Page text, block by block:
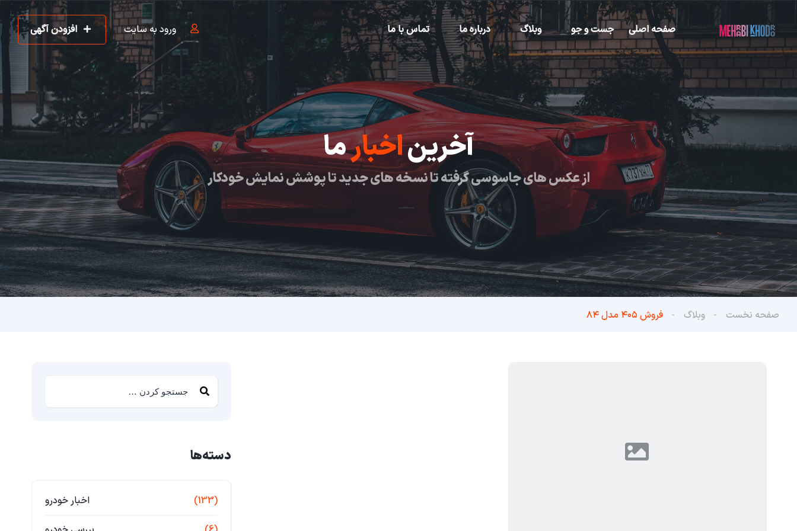
صفحه اصلی جست و جو وبلاگ درباره ما تماس با ما ورود به سایت افزودن آگهی
آخریناخبارما
از عکس های جاسوسی گرفته تا نسخه های جدید تا پوشش نمایش خودکار
صفحه نخست وبلاگ فروش ۴۰۵ مدل ۸۴
دسته‌ها
اخبار خودرو (133)